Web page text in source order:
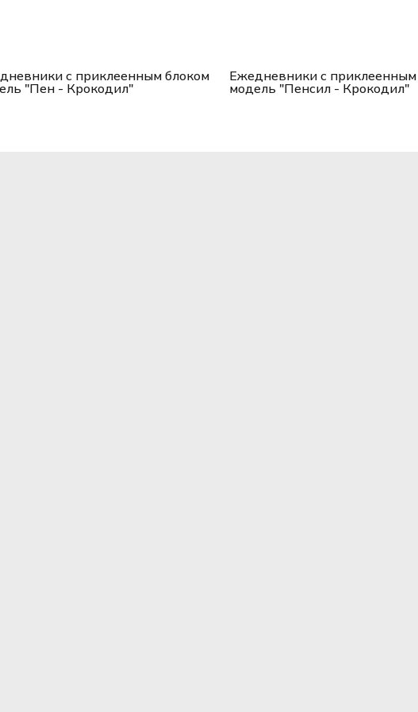
с приклеенным блоком
"Пен - Крокодил"
Ежедневники с приклеенным
модель "Пенсил - Крокодил"